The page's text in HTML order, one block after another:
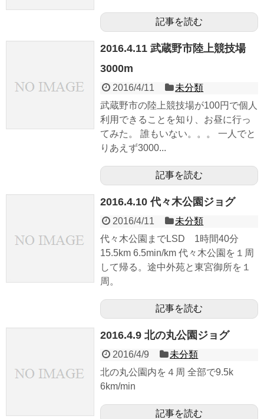
記事を読む
2016.4.11 武蔵野市陸上競技場
3000m
2016/4/11
未分類
武蔵野市の陸上競技場が100円で個人
利用できることを知り、お昼に行っ
てみた。 誰もいない。。。 一人でと
りあえず3000...
記事を読む
2016.4.10 代々木公園ジョグ
2016/4/11
未分類
代々木公園までLSD 1時間40分
15.5km 6.5min/km 代々木公園を１周
して帰る。途中外苑と東宮御所を１
周。
記事を読む
2016.4.9 北の丸公園ジョグ
2016/4/9
未分類
北の丸公園内を４周 全部で9.5k
6km/min
記事を読む